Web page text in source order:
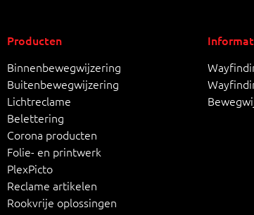
Producten
Binnenbewegwijzering
Buitenbewegwijzering
Lichtreclame
Belettering
Corona producten
Folie- en printwerk
PlexPicto
Reclame artikelen
Rookvrije oplossingen